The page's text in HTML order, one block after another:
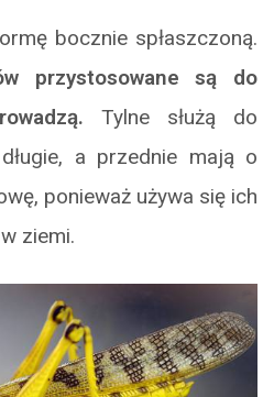
bocznie spłaszczoną.
przystosowane są do
Tylne służą do
a przednie mają o
ponieważ używa się ich
ziemi.